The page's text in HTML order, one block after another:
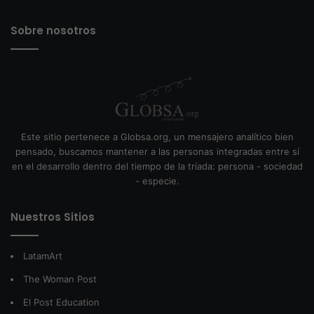
Sobre nosotros
Este sitio pertenece a Globsa.org, un mensajero analítico bien
pensado, buscamos mantener a las personas integradas entre sí
en el desarrollo dentro del tiempo de la tríada: persona - sociedad
- especie.
Nuestros Sitios
LatamArt
The Woman Post
El Post Education